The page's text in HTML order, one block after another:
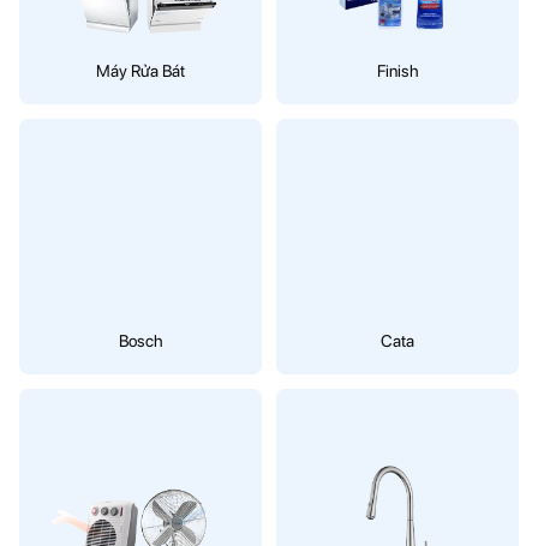
Máy Rửa Bát Finish
Bosch Cata